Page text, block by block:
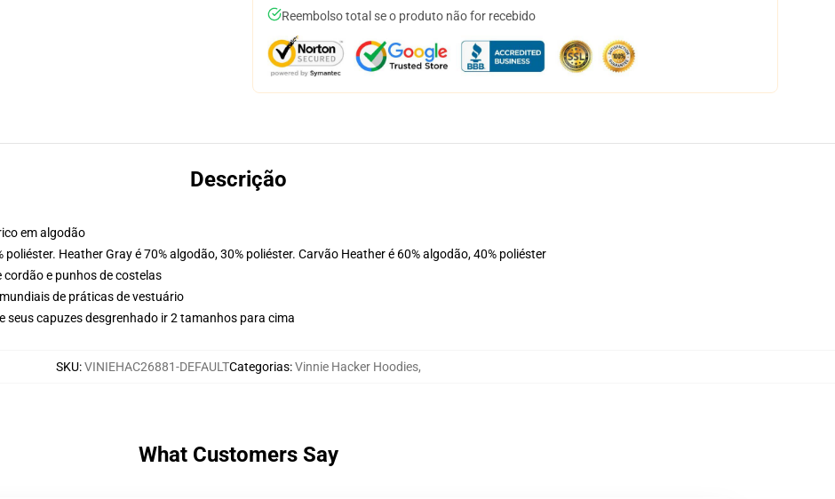
Reembolso total se o produto não for recebido
Descrição
em algodão
Heather Gray é 70% algodão, 30% poliéster. Carvão Heather é 60% algodão, 40% poliéster
e punhos de costelas
de práticas de vestuário
seus capuzes desgrenhado ir 2 tamanhos para cima
SKU:VINIEHAC26881-DEFAULTCategorias:Vinnie Hacker Hoodies,
What Customers Say